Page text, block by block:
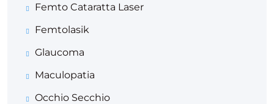
Femto Cataratta Laser
Femtolasik
Glaucoma
Maculopatia
Occhio Secchio